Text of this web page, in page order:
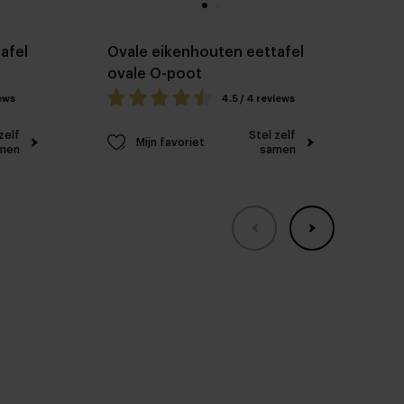
Ovale eikenhouten eettafel
ovale O-poot
4.5 / 4 reviews
Mijn favoriet
Stel zelf
samen